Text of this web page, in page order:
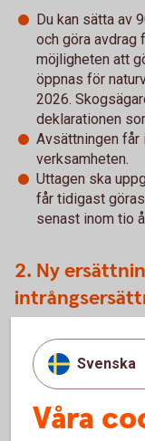
Du kan sätta av
och göra avdrag
möjligheten att
öppnas för
2026.
deklarationen
Avsättningen
verksamheten.
Uttagen ska
får tidigast
senast inom tio
2. Ny
Skogsägare som
att
tid eller löses in av
med de nya
beskattningen, och
Svenska
Våra